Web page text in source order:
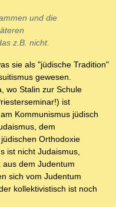
und die
z.B. nicht.
sie als "jüdische Tradition"
gewesen.
wo Stalin zur Schule
ist
Kommunismus jüdisch
dem
Orthodoxie
ist nicht Judaismus,
dem Judentum
sich vom Judentum
kollektivistisch ist noch